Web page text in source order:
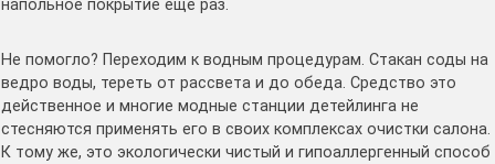
напольное покрытие еще раз.
Не помогло? Переходим к водным процедурам. Стакан соды на
ведро воды, тереть от рассвета и до обеда. Средство это
действенное и многие модные станции детейлинга не
стесняются применять его в своих комплексах очистки салона.
К тому же, это экологически чистый и гипоаллергенный способ